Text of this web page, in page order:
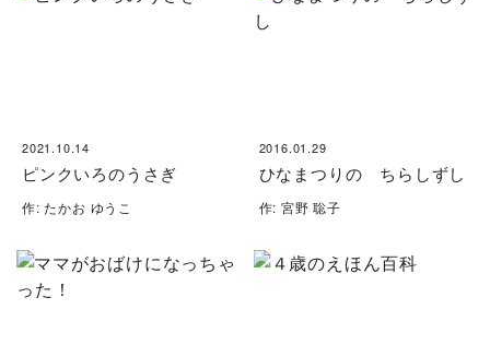
2021.10.14
ピンクいろのうさぎ
作: たかお ゆうこ
2016.01.29
ひなまつりの ちらしずし
作: 宮野 聡子